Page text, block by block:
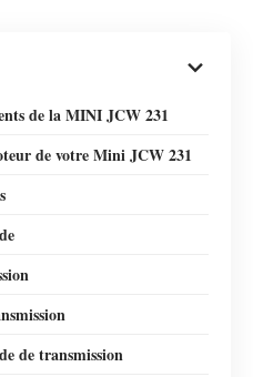
de la MINI JCW 231
de votre Mini JCW 231
de transmission